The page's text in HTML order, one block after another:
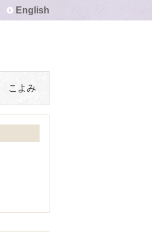
English
こよみ